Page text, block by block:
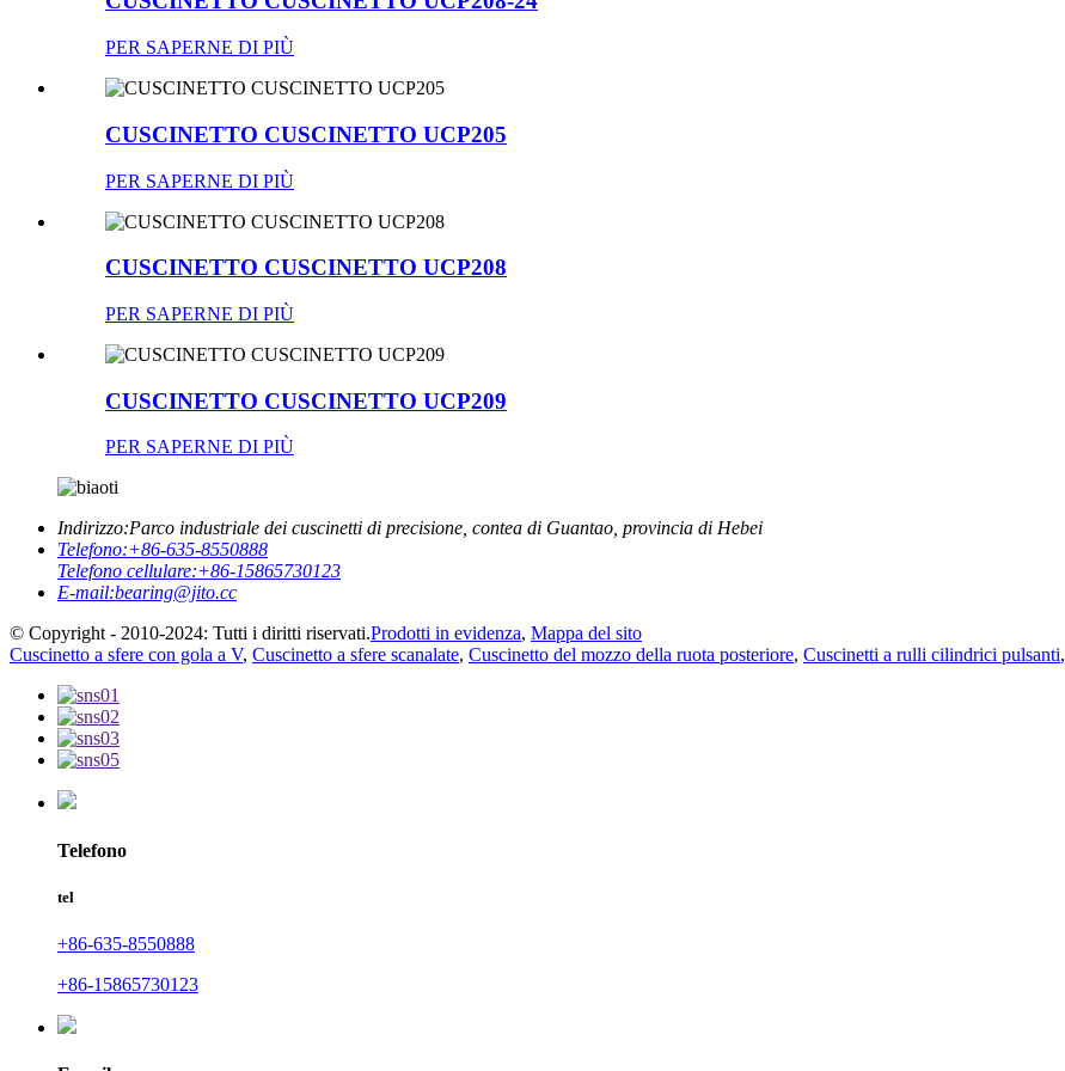
PER SAPERNE DI PIÙ
CUSCINETTO CUSCINETTO UCP205
PER SAPERNE DI PIÙ
CUSCINETTO CUSCINETTO UCP208
PER SAPERNE DI PIÙ
CUSCINETTO CUSCINETTO UCP209
PER SAPERNE DI PIÙ
Indirizzo:Parco industriale dei cuscinetti di precisione, contea di Guantao, provincia di Hebei
Telefono:+86-635-8550888
Telefono cellulare:+86-15865730123
E-mail:bearing@jito.cc
© Copyright - 2010-2024: Tutti i diritti riservati.Prodotti in evidenza, Mappa del sito
Cuscinetto a sfere con gola a V, Cuscinetto a sfere scanalate, Cuscinetto del mozzo della ruota posteriore, Cuscinetti a rulli cilindrici pulsanti,
Telefono
tel
+86-635-8550888
+86-15865730123